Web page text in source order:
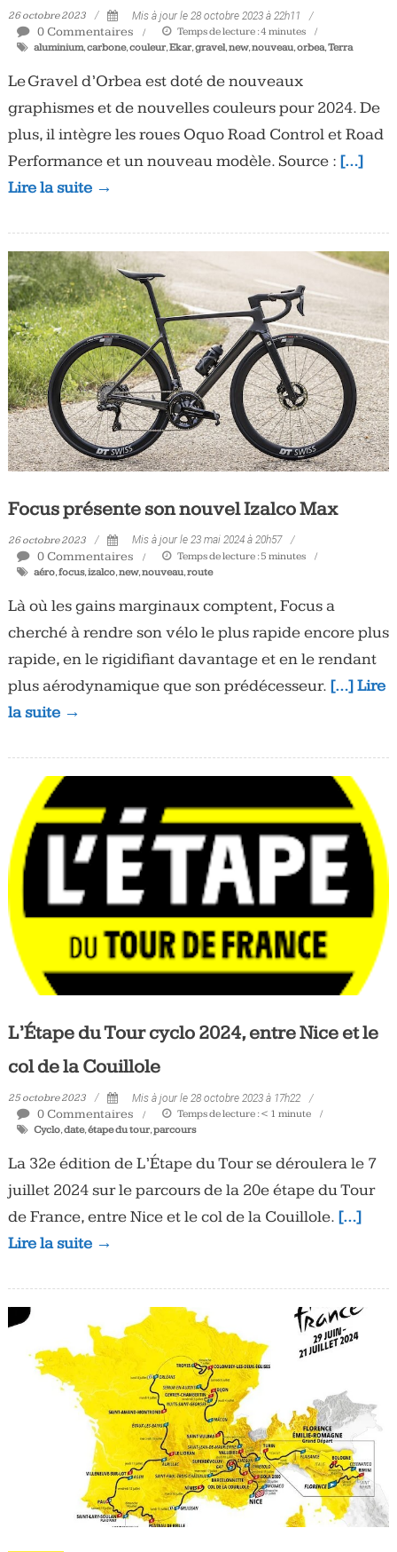
26 octobre 2023 Mis à jour le 28 octobre 2023 à 22h11
0 Commentaires Temps de lecture :4 minutes
aluminium,carbone,couleur,Ekar,gravel,new,nouveau,orbea,Terra
Le Gravel d’Orbea est doté de nouveaux
graphismes et de nouvelles couleurs pour 2024. De
plus, il intègre les roues Oquo Road Control et Road
Performance et un nouveau modèle. Source : […]
Lire la suite →
Focus présente son nouvel Izalco Max
26 octobre 2023 Mis à jour le 23 mai 2024 à 20h57
0 Commentaires Temps de lecture : 5 minutes
aéro,focus,izalco,new,nouveau,route
Là où les gains marginaux comptent, Focus a
cherché à rendre son vélo le plus rapide encore plus
rapide, en le rigidifiant davantage et en le rendant
plus aérodynamique que son prédécesseur. […] Lire
la suite →
L’Étape du Tour cyclo 2024, entre Nice et le
col de la Couillole
25 octobre 2023 Mis à jour le 28 octobre 2023 à 17h22
0 Commentaires Temps de lecture : < 1 minute
Cyclo,date,étape du tour,parcours
La 32e édition de L’Étape du Tour se déroulera le 7
juillet 2024 sur le parcours de la 20e étape du Tour
de France, entre Nice et le col de la Couillole. […]
Lire la suite →